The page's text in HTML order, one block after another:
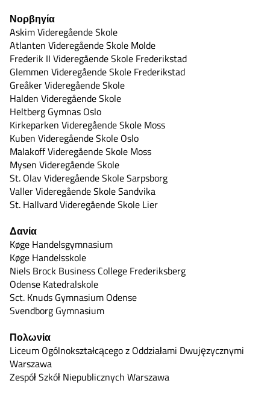
Νορβηγία
Askim Videregående Skole
Atlanten Videregående Skole Molde
Frederik II Videregående Skole Frederikstad
Glemmen Videregående Skole Frederikstad
Greåker Videregående Skole
Halden Videregående Skole
Heltberg Gymnas Oslo
Kirkeparken Videregående Skole Moss
Kuben Videregående Skole Oslo
Malakoff Videregående Skole Moss
Mysen Videregående Skole
St. Olav Videregående Skole Sarpsborg
Valler Videregående Skole Sandvika
St. Hallvard Videregående Skole Lier
Δανία
Køge Handelsgymnasium
Køge Handelsskole
Niels Brock Business College Frederiksberg
Odense Katedralskole
Sct. Knuds Gymnasium Odense
Svendborg Gymnasium
Πολωνία
Liceum Ogólnokształcącego z Oddziałami Dwujęzycznymi
Warszawa
Zespół Szkół Niepublicznych Warszawa